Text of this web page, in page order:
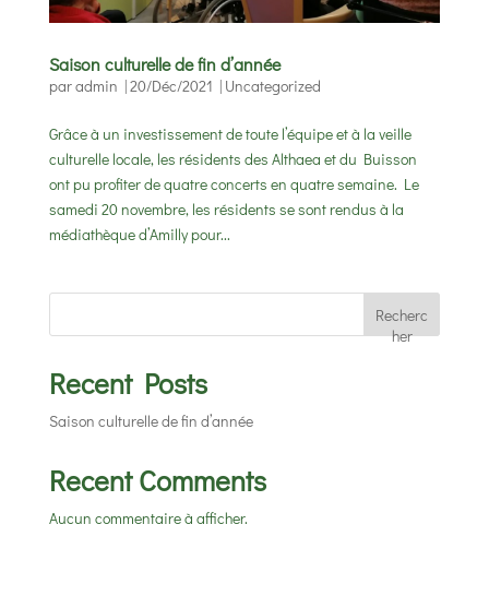
Saison culturelle de fin d’année
paradmin |20/Déc/2021 | Uncategorized
Grâce à un investissement de toute l’équipe et à la veille
culturelle locale, les résidents des Althaea et du Buisson
ont pu profiter de quatre concerts en quatre semaine. Le
samedi 20 novembre, les résidents se sont rendus à la
médiathèque d’Amilly pour...
Recherc
her
Recent Posts
Saison culturelle de fin d’année
Recent Comments
Aucun commentaire à afficher.